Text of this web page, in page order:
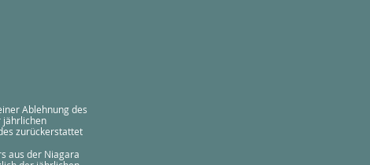
Ablehnung des
jährlichen
zurückerstattet
aus der Niagara